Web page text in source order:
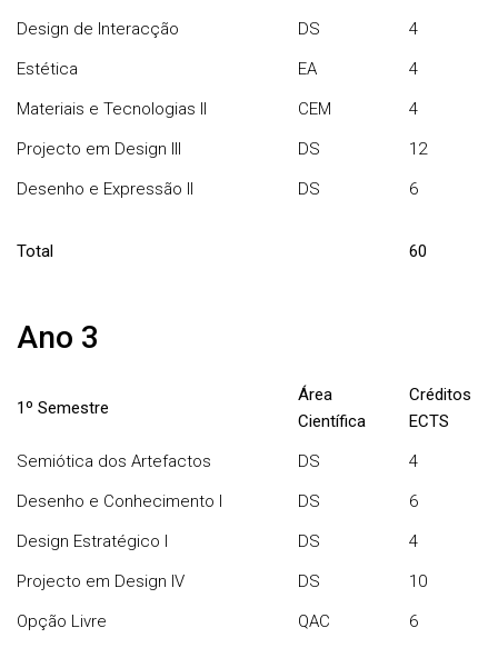
Design de Interacção
DS
4
Estética
EA
4
Materiais e Tecnologias II
CEM
4
Projecto em Design III
DS
12
Desenho e Expressão II
DS 6
Total 60
Ano 3
1º Semestre
Área
Científica
Créditos
ECTS
Semiótica dos Artefactos
DS
4
Desenho e Conhecimento I
DS
6
Design Estratégico I
DS
4
Projecto em Design IV
DS
10
Opção Livre
QAC 6